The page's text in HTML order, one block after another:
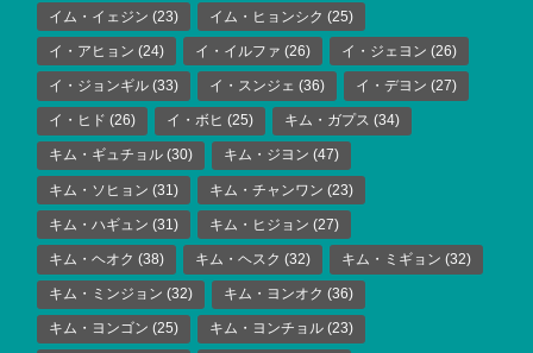
イム・イェジン (23) イム・ヒョンシク (25)
イ・アヒョン (24) イ・イルファ (26) イ・ジェヨン (26)
イ・ジョンギル (33) イ・スンジェ (36) イ・デヨン (27)
イ・ヒド (26) イ・ボヒ (25) キム・ガプス (34)
キム・ギュチョル (30) キム・ジヨン (47)
キム・ソヒョン (31) キム・チャンワン (23)
キム・ハギュン (31) キム・ヒジョン (27)
キム・ヘオク (38) キム・ヘスク (32) キム・ミギョン (32)
キム・ミンジョン (32) キム・ヨンオク (36)
キム・ヨンゴン (25) キム・ヨンチョル (23)